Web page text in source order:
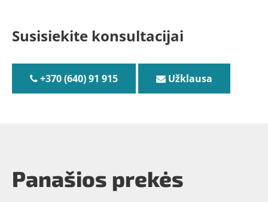
Susisiekite konsultacijai
+370 (640) 91 915 Užklausa
Panašios prekės